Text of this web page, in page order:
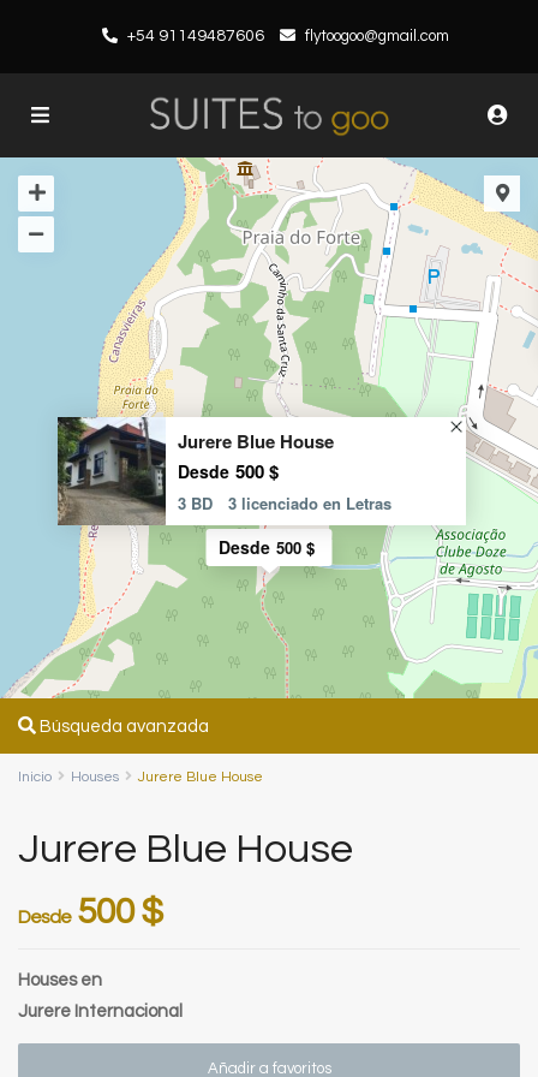
+54 91149487606 flytoogoo@gmail.com
Desde 500 $
Jurere Blue House
Desde 500 $
3 BD 3 licenciado en Letras
Búsqueda avanzada
Inicio Houses Jurere Blue House
Jurere Blue House
Desde500 $
Housesen
Jurere Internacional
Añadir a favoritos